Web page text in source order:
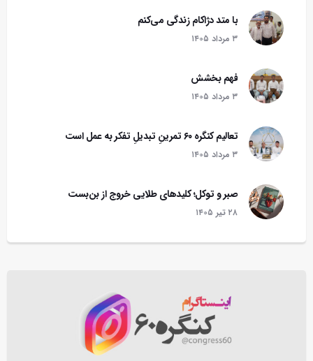
با متد دژاکام زندگی می‌کنم
۳ مرداد ۱۴۰۵
فهم بخشش
۳ مرداد ۱۴۰۵
تعالیم کنگره ۶۰ تمرینِ تبدیلِ تفکر به عمل است
۳ مرداد ۱۴۰۵
صبر و توکل؛ کلیدهای طلایی خروج از بن‌بست
۲۸ تير ۱۴۰۵